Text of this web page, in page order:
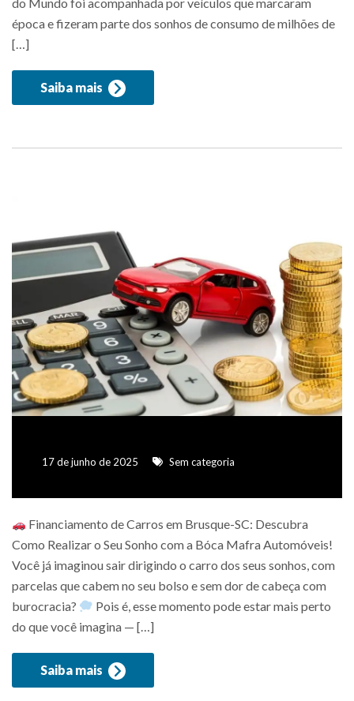
época e fizeram parte dos sonhos de consumo de milhões de
[…]
Saiba mais
17 de junho de 2025 Sem categoria
Financiamento de Carros em Brusque-SC: Descubra
Como Realizar o Seu Sonho com a Bóca Mafra Automóveis!
Você já imaginou sair dirigindo o carro dos seus sonhos, com
parcelas que cabem no seu bolso e sem dor de cabeça com
burocracia?
Pois é, esse momento pode estar mais perto
do que você imagina — […]
Saiba mais